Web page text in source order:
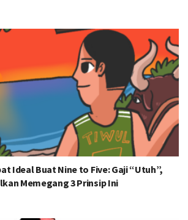
Ideal Buat Nine to Five: Gaji “Utuh”,
Memegang 3 Prinsip Ini